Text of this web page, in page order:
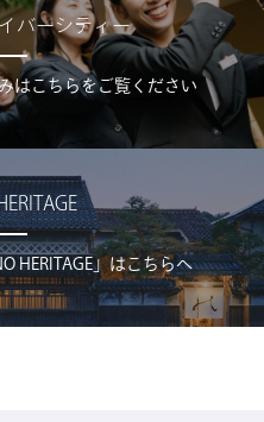
バーシティー
はこちらをご覧ください
HERITAGE」はこちらへ